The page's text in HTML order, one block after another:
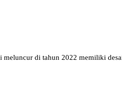
di tahun 2022 memiliki